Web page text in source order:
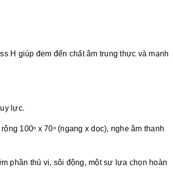
H giúp đem đến chất âm trung thực và mạnh
lực.
100o x 70o (ngang x dọc), nghe âm thanh
phần thú vị, sôi động, một sự lựa chọn hoàn